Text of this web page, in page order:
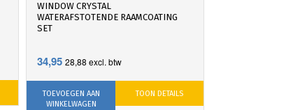
WINDOW CRYSTAL
WATERAFSTOTENDE RAAMCOATING
SET
34,95 28,88 excl. btw
TOEVOEGEN AAN
WINKELWAGEN
TOON DETAILS